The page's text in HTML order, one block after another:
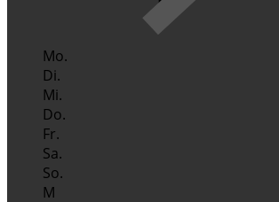
Mo.
Di.
Mi.
Do.
Fr.
Sa.
So.
M